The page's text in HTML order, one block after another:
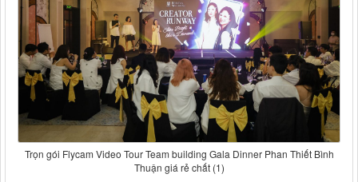
Trọn gói Flycam Video Tour Team building Gala Dinner Phan Thiết Bình
Thuận giá rẻ chất (1)